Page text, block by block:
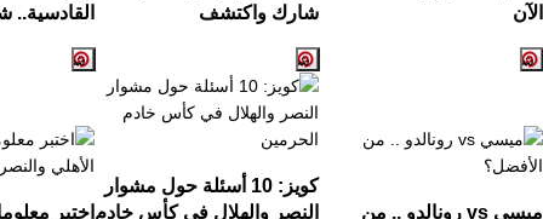
الآن
شارك واكتشف
القادسية..
ميسي vs رونالدو .. من
كويز: 10 أسئلة حول مشوار
النصر والهلال في كأس خادماختبر